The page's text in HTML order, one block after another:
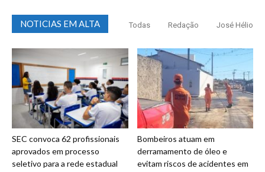
NOTICIAS EM ALTA Todas Redação José Hélio
SEC convoca 62 profissionais
aprovados em processo
seletivo para a rede estadual
Bombeiros atuam em
derramamento de óleo e
evitam riscos de acidentes em